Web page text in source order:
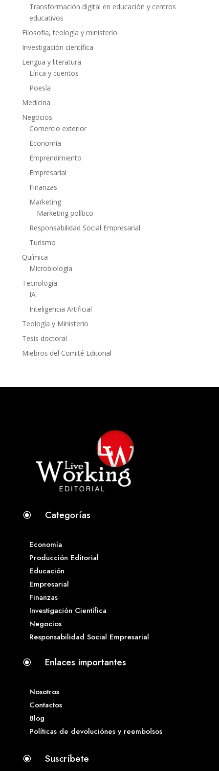
Transformación digital en educación y centros
educativos
Filosofía, teología y ministerio
Investigación científica
Lengua y literatura
Lírica y cuentos
Poesía
Medicina
Negocios
Comercio exterior
Economía
Emprendimiento
Empresarial
Finanzas
Marketing
Marketing político
Responsabilidad Social Empresarial
Turismo
Química
Microbiología
Tecnología
IA
Inteligencia Artificial
Teología y Ministerio
Tesis doctoral
Miebros del Comité Editorial
\ Categorías
Economía
Producción Editorial
Educación
Empresarial
Finanzas
Investigación Científica
Negocios
Responsabilidad Social Empresarial
\ Enlaces importantes
Nosotros
Contactos
Blog
Políticas de devoluciónes y reembolsos
\ Suscríbete